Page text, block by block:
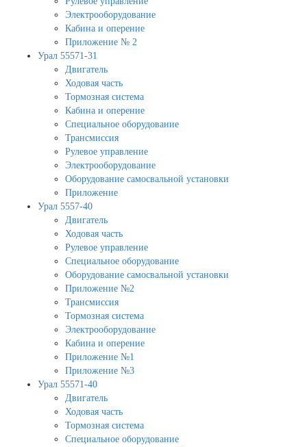
Электрооборудование
Кабина и оперение
Приложение № 2
Урал 55571-31
Двигатель
Ходовая часть
Тормозная система
Кабина и оперение
Специальное оборудование
Трансмиссия
Рулевое управление
Электрооборудование
Оборудование самосвальной установки
Приложение
Урал 5557-40
Двигатель
Ходовая часть
Рулевое управление
Специальное оборудование
Оборудование самосвальной установки
Приложение №2
Трансмиссия
Тормозная система
Электрооборудование
Кабина и оперение
Приложение №1
Приложение №3
Урал 55571-40
Двигатель
Ходовая часть
Тормозная система
Специальное оборудование